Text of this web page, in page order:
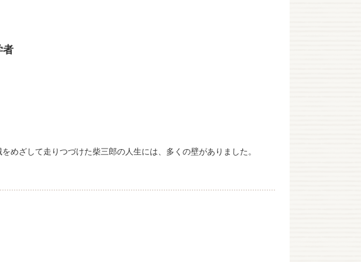
者
めざして走りつづけた柴三郎の人生には、多くの壁がありました。